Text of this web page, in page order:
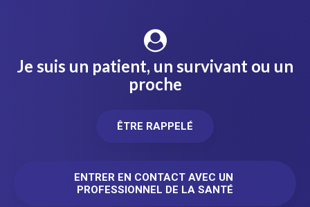
Je suis un patient, un survivant ou un
proche
ÊTRE RAPPELÉ
ENTRER EN CONTACT AVEC UN
PROFESSIONNEL DE LA SANTÉ